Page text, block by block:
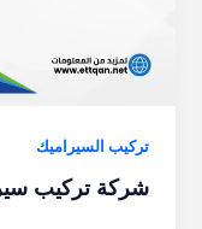
تركيب السيراميك
شركة تركيب